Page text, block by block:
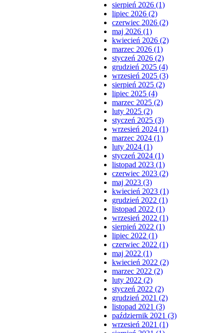
sierpień 2026 (1)
lipiec 2026 (2)
czerwiec 2026 (2)
maj 2026 (1)
kwiecień 2026 (2)
marzec 2026 (1)
styczeń 2026 (2)
grudzień 2025 (4)
wrzesień 2025 (3)
sierpień 2025 (2)
lipiec 2025 (4)
marzec 2025 (2)
luty 2025 (2)
styczeń 2025 (3)
wrzesień 2024 (1)
marzec 2024 (1)
luty 2024 (1)
styczeń 2024 (1)
listopad 2023 (1)
czerwiec 2023 (2)
maj 2023 (3)
kwiecień 2023 (1)
grudzień 2022 (1)
listopad 2022 (1)
wrzesień 2022 (1)
sierpień 2022 (1)
lipiec 2022 (1)
czerwiec 2022 (1)
maj 2022 (1)
kwiecień 2022 (2)
marzec 2022 (2)
luty 2022 (2)
styczeń 2022 (2)
grudzień 2021 (2)
listopad 2021 (3)
październik 2021 (3)
wrzesień 2021 (1)